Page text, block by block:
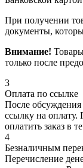
При получении
документы,
Внимание!
только после
3
Оплата по ссылке
После
ссылку на
оплатить заказ в
4
Безналичным
Перечисление